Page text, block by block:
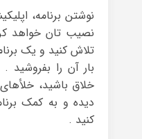
نوشتن برنامه،
نصیب تان خواهد
تلاش کنید و یک
بار آن را بفروشید
خلاق باشید،
دیده و به کمک
کنید .